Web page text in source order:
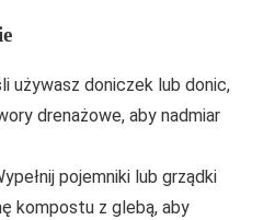
używasz doniczek lub donic,
drenażowe, aby nadmiar
pojemniki lub grządki
kompostu z glebą, aby